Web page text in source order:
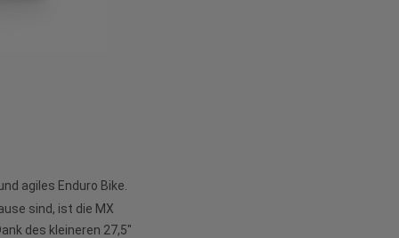
agiles Enduro Bike.
sind, ist die MX
des kleineren 27,5"